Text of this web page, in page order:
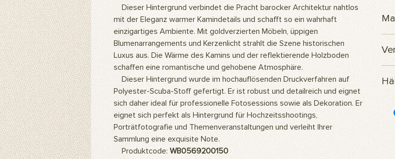
Dieser Hintergrund verbindet die Pracht barocker Architektur nahtlos
mit der Eleganz warmer Kamindetails und schafft so ein wahrhaft
einzigartiges Ambiente. Mit goldverzierten Möbeln, üppigen
Blumenarrangements und Kerzenlicht strahlt die Szene historischen
Luxus aus. Die Wärme des Kamins und der reflektierende Holzboden
schaffen eine romantische und gehobene Atmosphäre.
Dieser Hintergrund wurde im hochauflösenden Druckverfahren auf
Polyester-Scuba-Stoff gefertigt. Er ist robust und detailreich und eignet
sich daher ideal für professionelle Fotosessions sowie als Dekoration. Er
eignet sich perfekt als Hintergrund für Hochzeitsshootings,
Porträtfotografie und Themenveranstaltungen und verleiht Ihrer
Sammlung eine exquisite Note.
Produktcode: WB0569200150